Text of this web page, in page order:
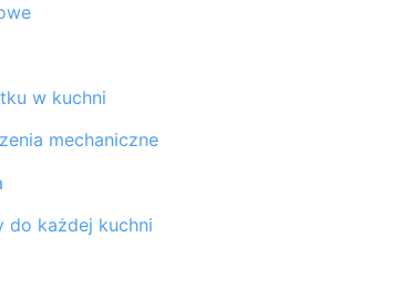
w kuchni
mechaniczne
do każdej kuchni